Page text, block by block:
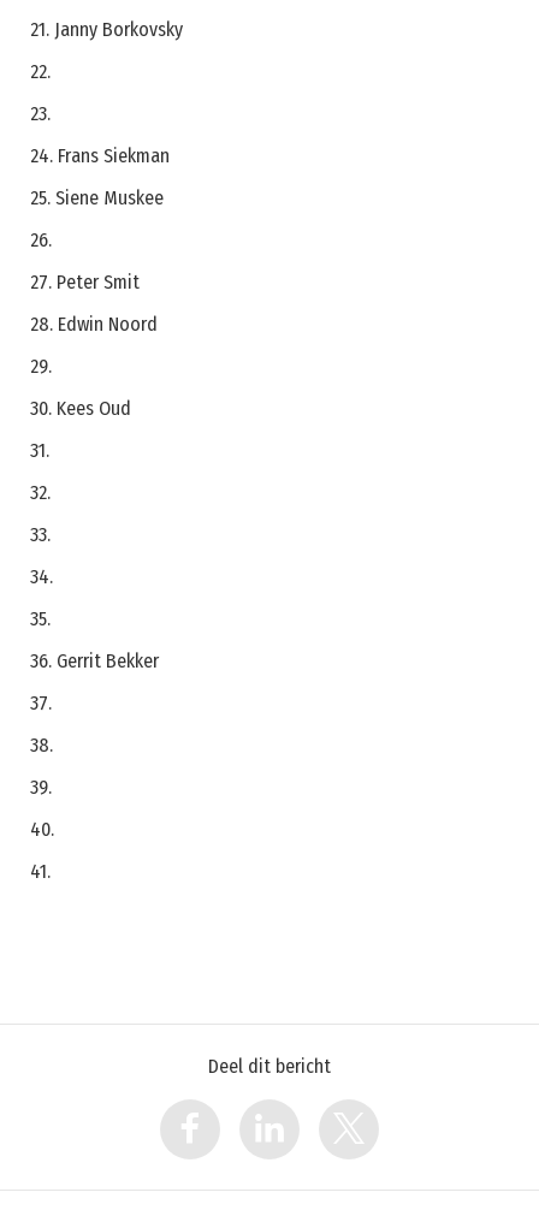
21. Janny Borkovsky
22.
23.
24. Frans Siekman
25. Siene Muskee
26.
27. Peter Smit
28. Edwin Noord
29.
30. Kees Oud
31.
32.
33.
34.
35.
36. Gerrit Bekker
37.
38.
39.
40.
41.
Deel dit bericht